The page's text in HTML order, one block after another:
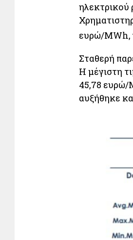
ηλεκτρικού
ευρώ/MWh,
Σταθερή
Η μέγιστη
45,78 ευρώ/
αυξήθηκε